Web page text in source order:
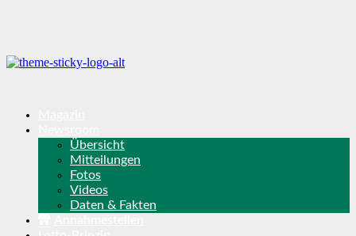
Übersicht
Mitteilungen
Fotos
Videos
Daten & Fakten